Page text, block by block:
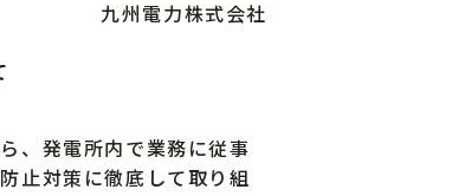
九州電力株式会社
、発電所内で業務に従事
止対策に徹底して取り組